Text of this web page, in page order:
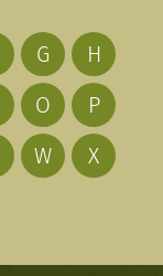
G
H
O
P
W
X